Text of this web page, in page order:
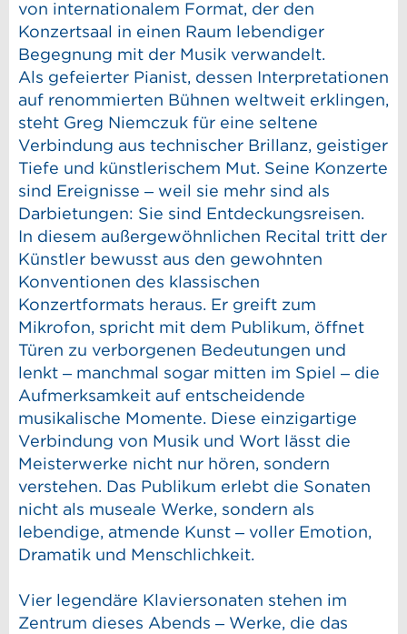
von internationalem Format, der den
Konzertsaal in einen Raum lebendiger
Begegnung mit der Musik verwandelt.
Als gefeierter Pianist, dessen Interpretationen
auf renommierten Bühnen weltweit erklingen,
steht Greg Niemczuk für eine seltene
Verbindung aus technischer Brillanz, geistiger
Tiefe und künstlerischem Mut. Seine Konzerte
sind Ereignisse – weil sie mehr sind als
Darbietungen: Sie sind Entdeckungsreisen.
In diesem außergewöhnlichen Recital tritt der
Künstler bewusst aus den gewohnten
Konventionen des klassischen
Konzertformats heraus. Er greift zum
Mikrofon, spricht mit dem Publikum, öffnet
Türen zu verborgenen Bedeutungen und
lenkt – manchmal sogar mitten im Spiel – die
Aufmerksamkeit auf entscheidende
musikalische Momente. Diese einzigartige
Verbindung von Musik und Wort lässt die
Meisterwerke nicht nur hören, sondern
verstehen. Das Publikum erlebt die Sonaten
nicht als museale Werke, sondern als
lebendige, atmende Kunst – voller Emotion,
Dramatik und Menschlichkeit.
Vier legendäre Klaviersonaten stehen im
Zentrum dieses Abends – Werke, die das